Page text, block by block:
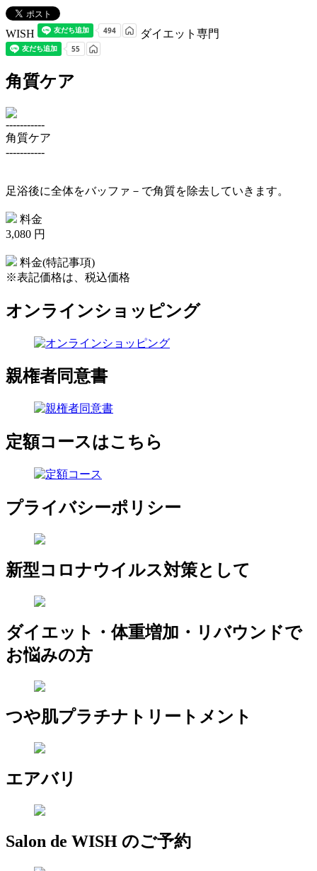
WISH ダイエット専門
角質ケア
-----------
角質ケア
-----------
足浴後に全体をバッファ－で角質を除去していきます。
料金
3,080 円
料金(特記事項)
※表記価格は、税込価格
オンラインショッピング
親権者同意書
定額コースはこちら
プライバシーポリシー
新型コロナウイルス対策として
ダイエット・体重増加・リバウンドで
お悩みの方
つや肌プラチナトリートメント
エアバリ
Salon de WISH のご予約